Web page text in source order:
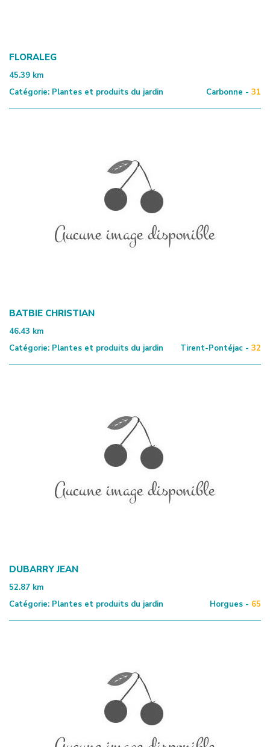
FLORALEG
45.39 km
Catégorie: Plantes et produits du jardin Carbonne - 31
BATBIE CHRISTIAN
46.43 km
Catégorie: Plantes et produits du jardin Tirent-Pontéjac - 32
DUBARRY JEAN
52.87 km
Catégorie: Plantes et produits du jardin Horgues - 65